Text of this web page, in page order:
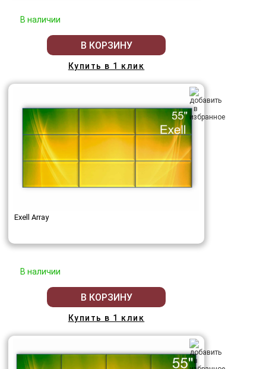
В наличии
В КОРЗИНУ
Купить в 1 клик
Exell Array
В наличии
В КОРЗИНУ
Купить в 1 клик